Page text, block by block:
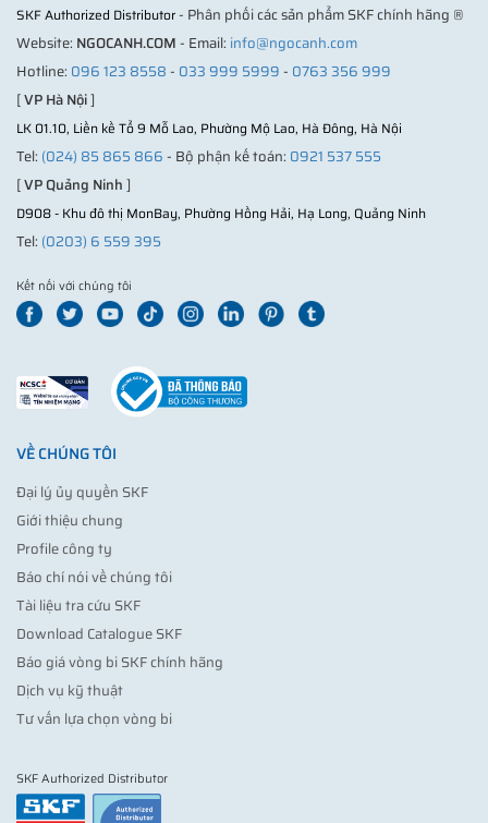
SKF Authorized Distributor- Phân phối các sản phẩm SKF chính hãng ®
Website: NGOCANH.COM- Email: info@ngocanh.com
Hotline: 096 123 8558- 033 999 5999- 0763 356 999
[VP Hà Nội]
LK 01.10, Liền kề Tổ 9 Mỗ Lao, Phường Mộ Lao, Hà Đông, Hà Nội
Tel: (024) 85 865 866- Bộ phận kế toán: 0921 537 555
[VP Quảng Ninh]
D908 - Khu đô thị MonBay, Phường Hồng Hải, Hạ Long, Quảng Ninh
Tel: (0203) 6 559 395
Kết nối với chúng tôi
VỀ CHÚNG TÔI
Đại lý ủy quyền SKF
Giới thiệu chung
Profile công ty
Báo chí nói về chúng tôi
Tài liệu tra cứu SKF
Download Catalogue SKF
Báo giá vòng bi SKF chính hãng
Dịch vụ kỹ thuật
Tư vấn lựa chọn vòng bi
SKF Authorized Distributor